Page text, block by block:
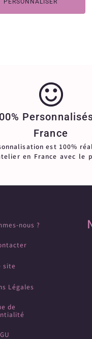
PERSONNALISER
France
est 100%
en France avec le
nous ?
site
Légales
de